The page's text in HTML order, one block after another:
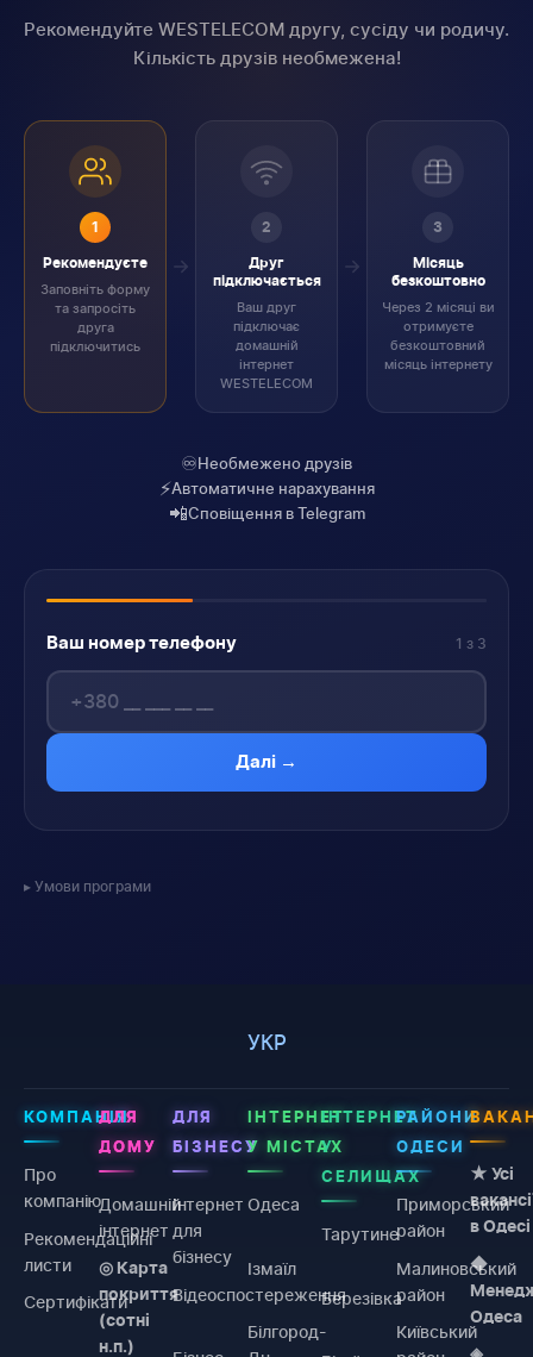
Рекомендуйте WESTELECOM другу, сусіду чи родичу.
Кількість друзів необмежена!
1
Рекомендуєте
Заповніть форму
та запросіть
друга
підключитись
2
Друг
підключається
Ваш друг
підключає
домашній
інтернет
WESTELECOM
3
Місяць
безкоштовно
Через 2 місяці ви
отримуєте
безкоштовний
місяць інтернету
♾️Необмежено друзів
⚡Автоматичне нарахування
📲Сповіщення в Telegram
Ваш номер телефону 1 з 3
Далі →
Умови програми
УКР
КОМПАНІЯ
Про
компанію
Рекомендаційні
листи
Сертифікати
ДЛЯ
ДОМУ
Домашній
інтернет
◎ Карта
покриття
(сотні
н.п.)
ДЛЯ
БІЗНЕСУ
Інтернет
для
бізнесу
Відеоспостереження
ІНТЕРНЕТ
У МІСТАХ
Одеса
Ізмаїл
Білгород-
ІНТЕРНЕТ
У
СЕЛИЩАХ
Тарутине
Березівка
РАЙОНИ
ОДЕСИ
Приморський
район
Малиновський
район
Київський
★ Усі
в Одесі
◆
Одеса